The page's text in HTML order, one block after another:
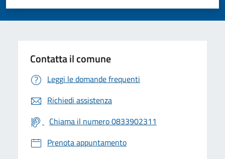
Valuta 5 stelle su 5
Valuta 4 stelle su 5
Valuta 3 stelle su 5
Valuta 2 stelle su 5
Valuta 1 stelle su 5
Contatta il comune
Leggi le domande frequenti
Richiedi assistenza
Chiama il numero 0833902311
Prenota appuntamento